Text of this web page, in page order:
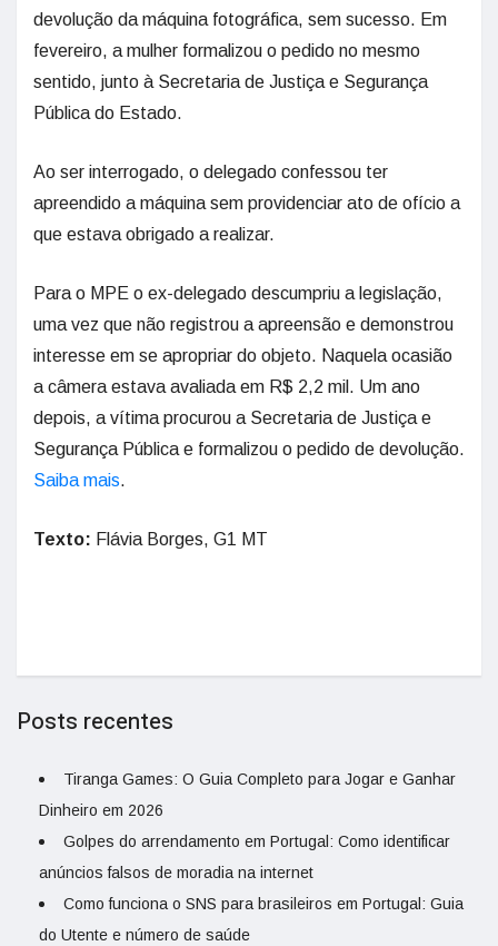
devolução da máquina fotográfica, sem sucesso. Em
fevereiro, a mulher formalizou o pedido no mesmo
sentido, junto à Secretaria de Justiça e Segurança
Pública do Estado.
Ao ser interrogado, o delegado confessou ter
apreendido a máquina sem providenciar ato de ofício a
que estava obrigado a realizar.
Para o MPE o ex-delegado descumpriu a legislação,
uma vez que não registrou a apreensão e demonstrou
interesse em se apropriar do objeto. Naquela ocasião
a câmera estava avaliada em R$ 2,2 mil. Um ano
depois, a vítima procurou a Secretaria de Justiça e
Segurança Pública e formalizou o pedido de devolução.
Saiba mais.
Texto: Flávia Borges, G1 MT
Posts recentes
Tiranga Games: O Guia Completo para Jogar e Ganhar
Dinheiro em 2026
Golpes do arrendamento em Portugal: Como identificar
anúncios falsos de moradia na internet
Como funciona o SNS para brasileiros em Portugal: Guia
do Utente e número de saúde